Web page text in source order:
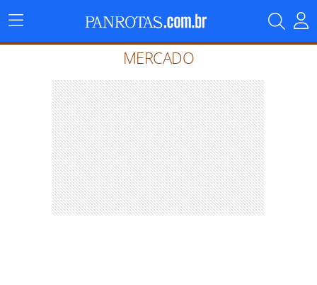
Menu
Principal
MERCADO